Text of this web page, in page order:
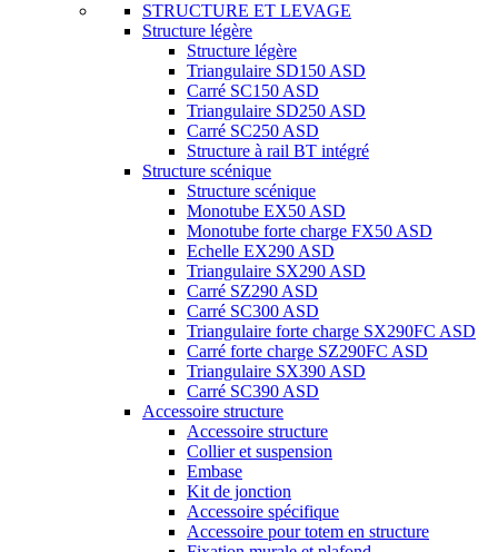
STRUCTURE ET LEVAGE
Structure légère
Structure légère
Triangulaire SD150 ASD
Carré SC150 ASD
Triangulaire SD250 ASD
Carré SC250 ASD
Structure à rail BT intégré
Structure scénique
Structure scénique
Monotube EX50 ASD
Monotube forte charge FX50 ASD
Echelle EX290 ASD
Triangulaire SX290 ASD
Carré SZ290 ASD
Carré SC300 ASD
Triangulaire forte charge SX290FC ASD
Carré forte charge SZ290FC ASD
Triangulaire SX390 ASD
Carré SC390 ASD
Accessoire structure
Accessoire structure
Collier et suspension
Embase
Kit de jonction
Accessoire spécifique
Accessoire pour totem en structure